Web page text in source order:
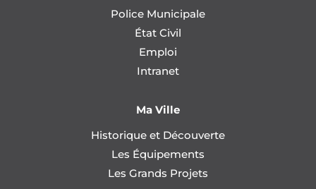
Police Municipale
État Civil
Emploi
Intranet
Ma Ville
Historique et Découverte
Les Équipements
Les Grands Projets